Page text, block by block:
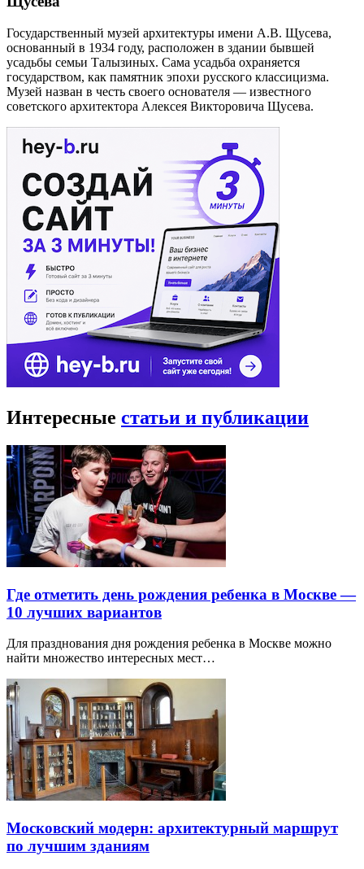
Государственный музей архитектуры имени А.В. Щусева,
основанный в 1934 году, расположен в здании бывшей
усадьбы семьи Талызиных. Сама усадьба охраняется
государством, как памятник эпохи русского классицизма.
Музей назван в честь своего основателя — известного
советского архитектора Алексея Викторовича Щусева.
Интересные статьи и публикации
Где отметить день рождения ребенка в Москве —
10 лучших вариантов
Для празднования дня рождения ребенка в Москве можно
найти множество интересных мест…
Московский модерн: архитектурный маршрут
по лучшим зданиям